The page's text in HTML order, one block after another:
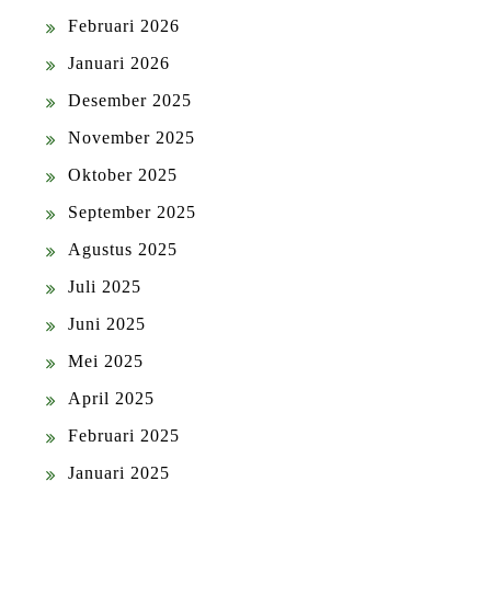
Februari 2026
Januari 2026
Desember 2025
November 2025
Oktober 2025
September 2025
Agustus 2025
Juli 2025
Juni 2025
Mei 2025
April 2025
Februari 2025
Januari 2025